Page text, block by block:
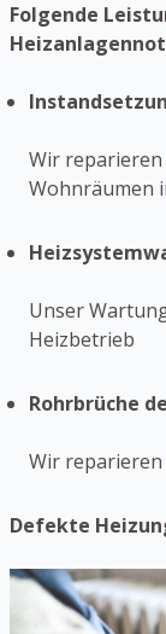
Folgende
Wir
Wohnräumen
Unser
Heizbetrieb
Rohrbrüche
Wir
Defekte